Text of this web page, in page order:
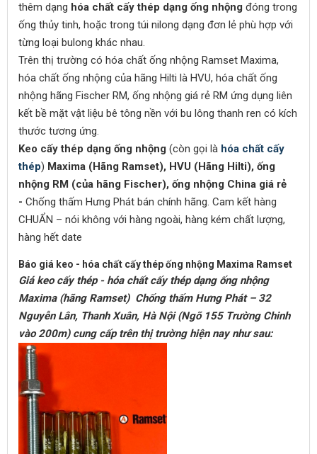
thêm dạng hóa chất cấy thép dạng ống nhộng đóng trong
ống thủy tinh, hoặc trong túi nilong dạng đơn lẻ phù hợp với
từng loại bulong khác nhau.
Trên thị trường có hóa chất ống nhộng Ramset Maxima,
hóa chất ống nhộng của hãng Hilti là HVU, hóa chất ống
nhộng hãng Fischer RM, ống nhộng giá rẻ RM ứng dụng liên
kết bề mặt vật liệu bê tông nền với bu lông thanh ren có kích
thước tương ứng.
Keo cấy thép dạng ống nhộng (còn gọi là hóa chất cấy
thép) Maxima (Hãng Ramset), HVU (Hãng Hilti), ống
nhộng RM (của hãng Fischer), ống nhộng China giá rẻ
- Chống thấm Hưng Phát bán chính hãng. Cam kết hàng
CHUẨN – nói không với hàng ngoài, hàng kém chất lượng,
hàng hết date
Báo giá keo - hóa chất cấy thép ống nhộng Maxima Ramset
Giá keo cấy thép - hóa chất cấy thép dạng ống nhộng
Maxima (hãng Ramset) Chống thấm Hưng Phát – 32
Nguyễn Lân, Thanh Xuân, Hà Nội (Ngõ 155 Trường Chinh
vào 200m) cung cấp trên thị trường hiện nay như sau: